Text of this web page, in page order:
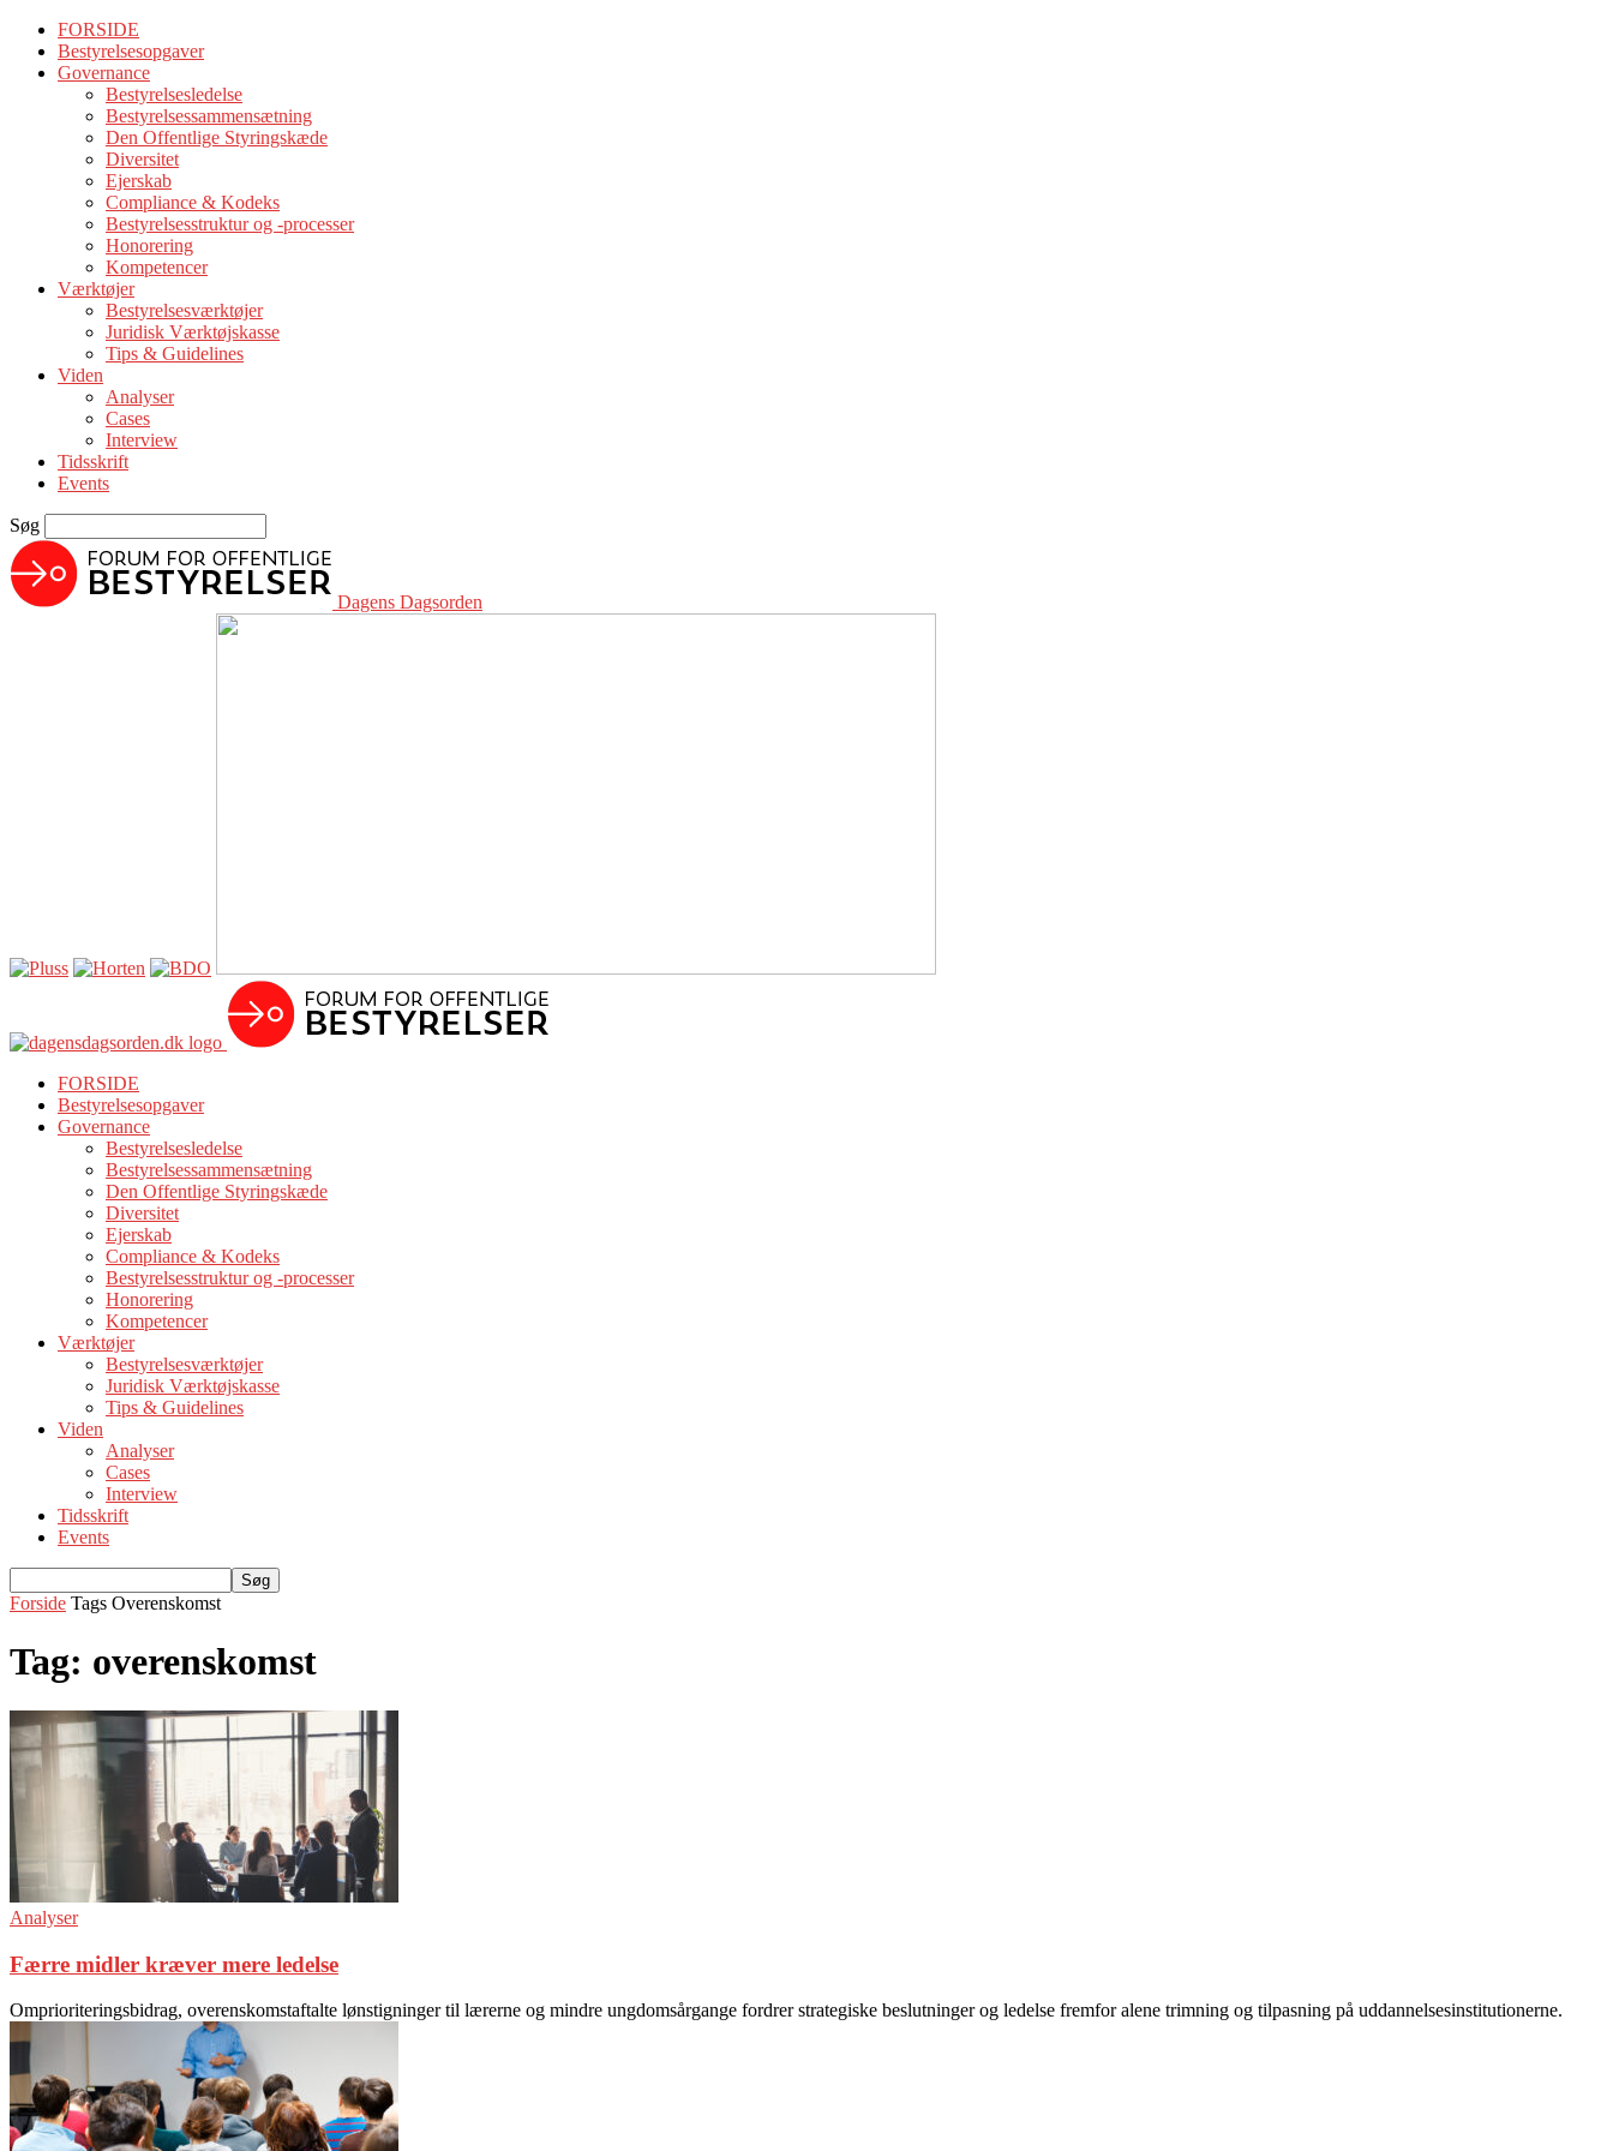
FORSIDE
Bestyrelsesopgaver
Governance
Bestyrelsesledelse
Bestyrelsessammensætning
Den Offentlige Styringskæde
Diversitet
Ejerskab
Compliance & Kodeks
Bestyrelsesstruktur og -processer
Honorering
Kompetencer
Værktøjer
Bestyrelsesværktøjer
Juridisk Værktøjskasse
Tips & Guidelines
Viden
Analyser
Cases
Interview
Tidsskrift
Events
Søg
Dagens Dagsorden
FORSIDE
Bestyrelsesopgaver
Governance
Bestyrelsesledelse
Bestyrelsessammensætning
Den Offentlige Styringskæde
Diversitet
Ejerskab
Compliance & Kodeks
Bestyrelsesstruktur og -processer
Honorering
Kompetencer
Værktøjer
Bestyrelsesværktøjer
Juridisk Værktøjskasse
Tips & Guidelines
Viden
Analyser
Cases
Interview
Tidsskrift
Events
Forside Tags Overenskomst
Tag: overenskomst
Analyser
Færre midler kræver mere ledelse
Omprioriteringsbidrag, overenskomstaftalte lønstigninger til lærerne og mindre ungdomsårgange fordrer strategiske beslutninger og ledelse fremfor alene trimning og tilpasning på uddannelsesinstitutionerne.